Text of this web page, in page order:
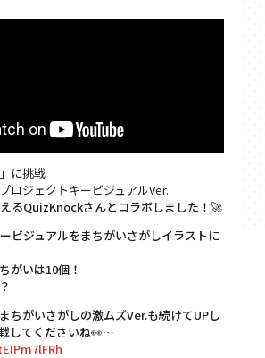
に挑戦
ロジェクトキービジュアルVer.
るQuizKnockさんとコラボしました！🚀
ビジュアルをまちがいさがしイラストに
がいは10個！
ちがいさがしの激ムズVer.も続けてUPし
してくださいね👀…